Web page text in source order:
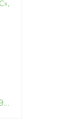
Шкаф для белья «ВО 194 SC», отделка: старение (сосна)